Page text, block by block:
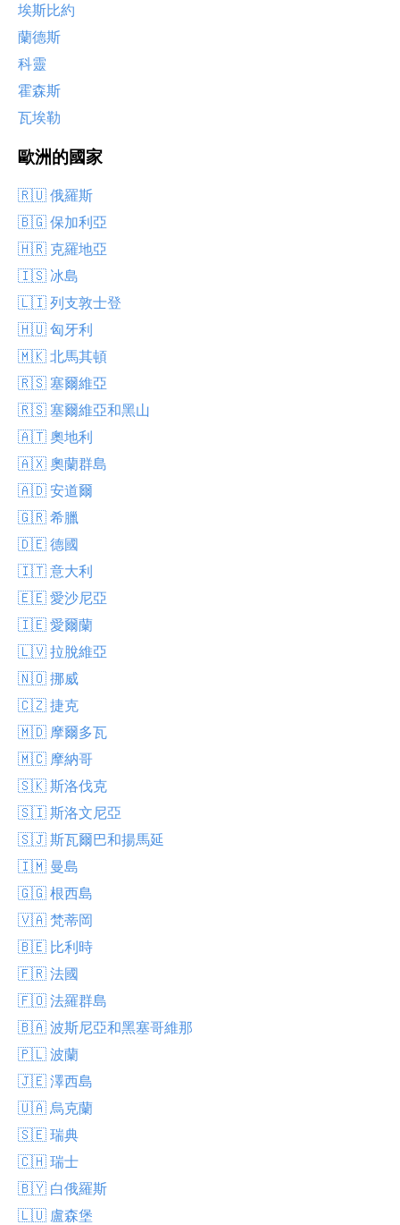
埃斯比約
蘭德斯
科靈
霍森斯
瓦埃勒
歐洲的國家
🇷🇺 俄羅斯
🇧🇬 保加利亞
🇭🇷 克羅地亞
🇮🇸 冰島
🇱🇮 列支敦士登
🇭🇺 匈牙利
🇲🇰 北馬其頓
🇷🇸 塞爾維亞
🇷🇸 塞爾維亞和黑山
🇦🇹 奧地利
🇦🇽 奧蘭群島
🇦🇩 安道爾
🇬🇷 希臘
🇩🇪 德國
🇮🇹 意大利
🇪🇪 愛沙尼亞
🇮🇪 愛爾蘭
🇱🇻 拉脫維亞
🇳🇴 挪威
🇨🇿 捷克
🇲🇩 摩爾多瓦
🇲🇨 摩納哥
🇸🇰 斯洛伐克
🇸🇮 斯洛文尼亞
🇸🇯 斯瓦爾巴和揚馬延
🇮🇲 曼島
🇬🇬 根西島
🇻🇦 梵蒂岡
🇧🇪 比利時
🇫🇷 法國
🇫🇴 法羅群島
🇧🇦 波斯尼亞和黑塞哥維那
🇵🇱 波蘭
🇯🇪 澤西島
🇺🇦 烏克蘭
🇸🇪 瑞典
🇨🇭 瑞士
🇧🇾 白俄羅斯
🇱🇺 盧森堡